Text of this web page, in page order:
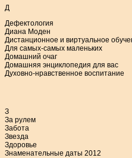
Д
Дефектология
Диана Моден
Дистанционное и виртуальное
Для самых-самых маленьких
Домашний очаг
Домашняя энциклопедия для вас
Духовно-нравственное воспитание
З
За рулем
Забота
Звезда
Здоровье
Знаменательные даты 2012